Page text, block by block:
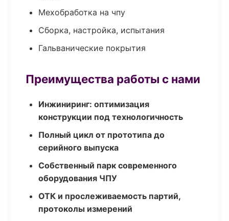
Мехобработка на чпу
Сборка, настройка, испытания
Гальванические покрытия
Преимущества работы с нами
Инжиниринг: оптимизация
конструкции под технологичность
Полный цикл от прототипа до
серийного выпуска
Собственный парк современного
оборудования ЧПУ
ОТК и прослеживаемость партий,
протоколы измерений